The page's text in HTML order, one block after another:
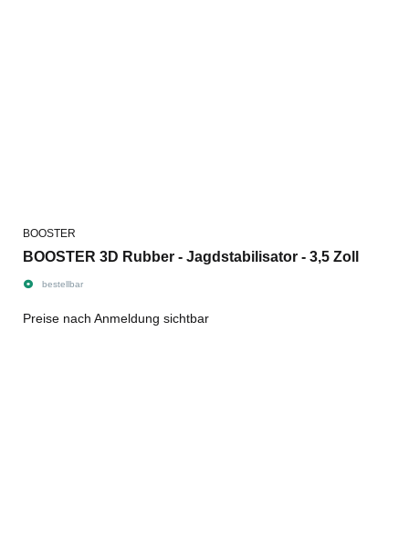
BOOSTER
BOOSTER 3D Rubber - Jagdstabilisator - 3,5 Zoll
bestellbar
Preise nach Anmeldung sichtbar